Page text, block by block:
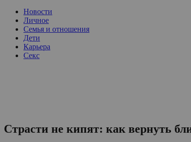
Новости
Личное
Семья и отношения
Дети
Карьера
Секс
Страсти не кипят: как вернуть